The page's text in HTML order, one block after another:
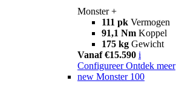
Monster +
111 pk Vermogen
91,1 Nm Koppel
175 kg Gewicht
Vanaf €15.590 i
Configureer Ontdek meer
new Monster 100